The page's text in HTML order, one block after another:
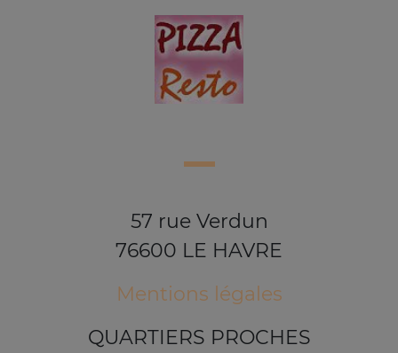
57 rue Verdun
76600 LE HAVRE
Mentions légales
QUARTIERS PROCHES